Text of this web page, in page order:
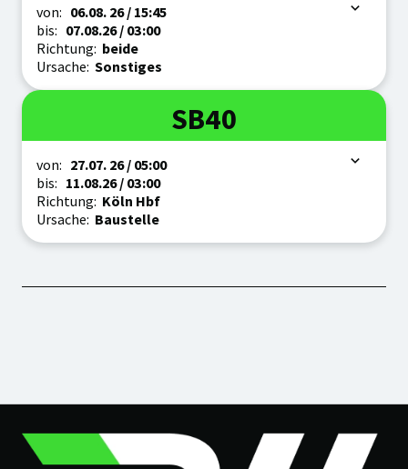
Zeitraum
von: 06.08. 26/ 15:45
bis: 07.08.26/ 03:00
Richtung: beide
Ursache: Sonstiges
Linie
SB40
Zeitraum
von: 27.07. 26/ 05:00
bis: 11.08.26/ 03:00
Richtung: Köln Hbf
Ursache: Baustelle